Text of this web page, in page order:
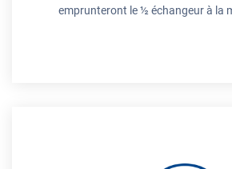
emprunteront le ½ échangeur à la